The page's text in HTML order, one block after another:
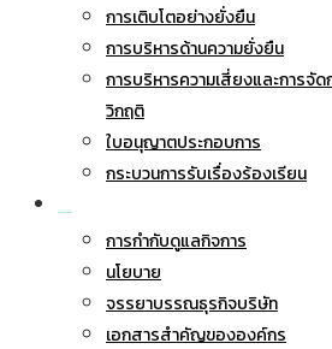
การเติบโตอย่างยั่งยืน
การบริหารด้านความยั่งยืน
การบริหารความเสี่ยงและการจัด
วิกฤติ
ใบอนุญาตประกอบการ
กระบวนการรับเรื่องร้องเรียน
การกำกับดูแลกิจการ
นโยบาย
จรรยาบรรณธุรกิจบริษัท
เอกสารสำคัญขององค์กร